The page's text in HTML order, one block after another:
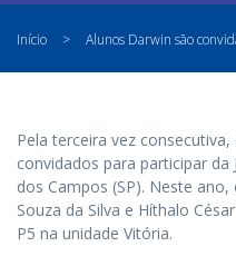
Início > Alunos Darwin são
Pela terceira vez
convidados para participar da
dos Campos (SP). Neste
Souza da Silva e Híthalo
P5 na unidade Vitória.